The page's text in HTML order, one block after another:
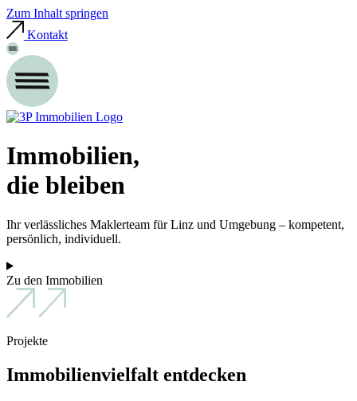
Zum Inhalt springen
Kontakt
Immobilien,
die bleiben
Ihr verlässliches Maklerteam für Linz und Umgebung – kompetent,
persönlich, individuell.
Zu den Immobilien
Projekte
Immobilien­viel­falt ent­decken